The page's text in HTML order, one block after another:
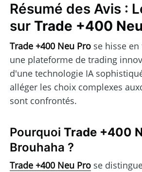
Résumé des Avis :
sur Trade +400
Trade +400 Neu Pro se hisse
une plateforme de trading
d'une technologie IA
alléger les choix complexes
sont confrontés.
Pourquoi Trade +400
Brouhaha ?
Trade +400 Neu Pro se